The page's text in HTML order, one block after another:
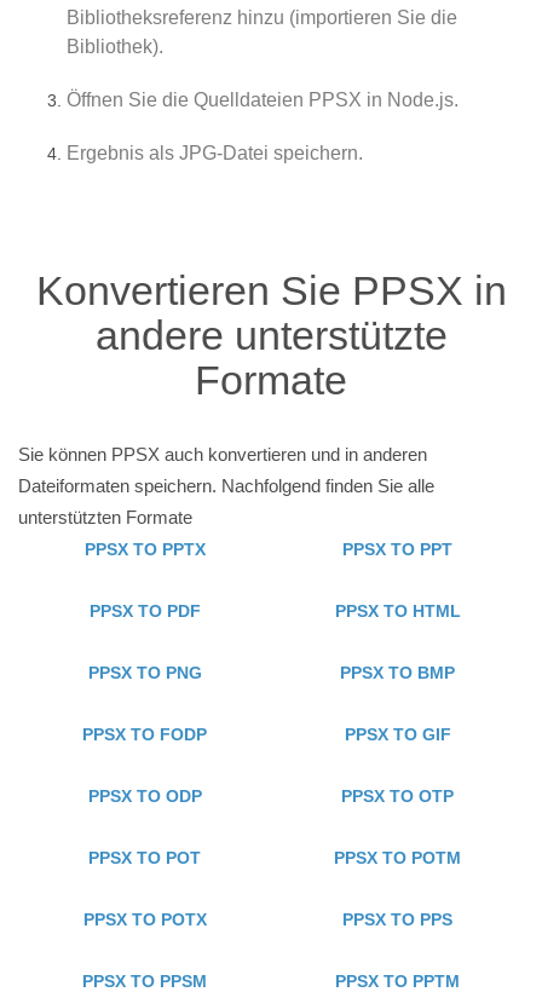
Bibliotheksreferenz hinzu (importieren Sie die
Bibliothek).
Öffnen Sie die Quelldateien PPSX in Node.js.
Ergebnis als JPG-Datei speichern.
Konvertieren Sie PPSX in
andere unterstützte
Formate
Sie können PPSX auch konvertieren und in anderen
Dateiformaten speichern. Nachfolgend finden Sie alle
unterstützten Formate
PPSX TO PPTX PPSX TO PPT
PPSX TO PDF PPSX TO HTML
PPSX TO PNG PPSX TO BMP
PPSX TO FODP PPSX TO GIF
PPSX TO ODP PPSX TO OTP
PPSX TO POT PPSX TO POTM
PPSX TO POTX PPSX TO PPS
PPSX TO PPSM PPSX TO PPTM